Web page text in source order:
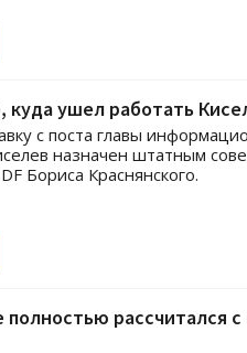
куда ушел работать
с поста главы
назначен штатным
Бориса Краснянского.
полностью рассчитался